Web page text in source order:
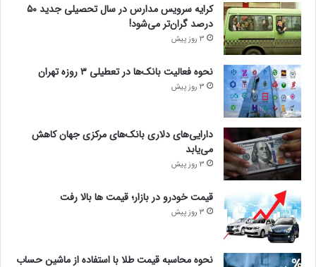
کرایه سرویس مدارس در سال تحصیلی جدید ۵۰
درصد گران‌تر می‌شود!
3 روز پیش
نحوه فعالیت بانک‌ها در تعطیلی ۳ روزه تهران
3 روز پیش
دارایی‌های دلاری بانک‌های مرکزی جهان کاهش
می‌یابد
3 روز پیش
قیمت خودرو در بازار؛ قیمت ها بالا رفت
3 روز پیش
نحوه محاسبه قیمت طلا با استفاده از ماشین حساب